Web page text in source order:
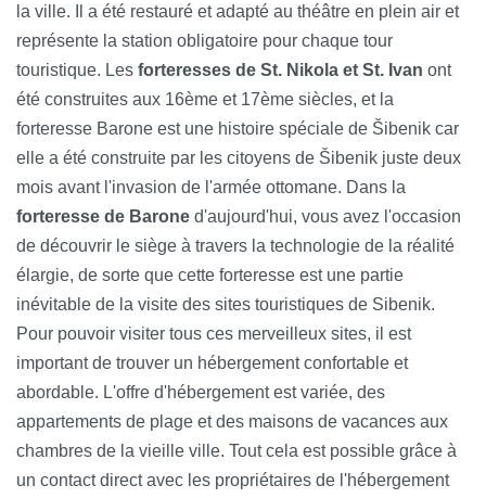
la ville. Il a été restauré et adapté au théâtre en plein air et
représente la station obligatoire pour chaque tour
touristique. Les forteresses de St. Nikola et St. Ivan ont
été construites aux 16ème et 17ème siècles, et la
forteresse Barone est une histoire spéciale de Šibenik car
elle a été construite par les citoyens de Šibenik juste deux
mois avant l'invasion de l'armée ottomane. Dans la
forteresse de Barone d'aujourd'hui, vous avez l'occasion
de découvrir le siège à travers la technologie de la réalité
élargie, de sorte que cette forteresse est une partie
inévitable de la visite des sites touristiques de Sibenik.
Pour pouvoir visiter tous ces merveilleux sites, il est
important de trouver un hébergement confortable et
abordable. L'offre d'hébergement est variée, des
appartements de plage et des maisons de vacances aux
chambres de la vieille ville. Tout cela est possible grâce à
un contact direct avec les propriétaires de l'hébergement